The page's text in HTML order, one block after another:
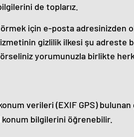
de toplarız.
görmek için e-posta
gizlilik ilkesi şu
yorumunuzla birlikte
verileri (EXIF GPS) bulunan
bilgilerini öğrenebilir.